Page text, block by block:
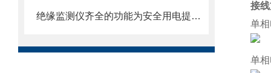
绝缘监测仪齐全的功能为安全用电提供有效保障
接
单
单